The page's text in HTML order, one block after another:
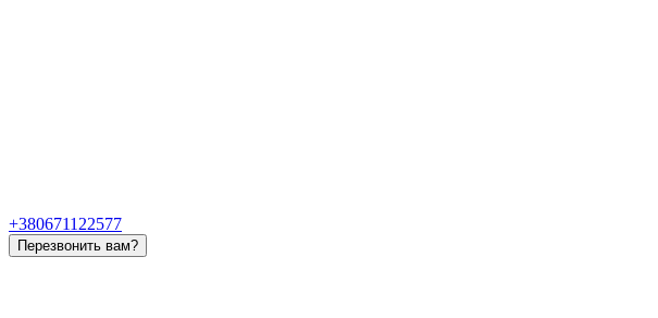
+380671122577
Перезвонить вам?